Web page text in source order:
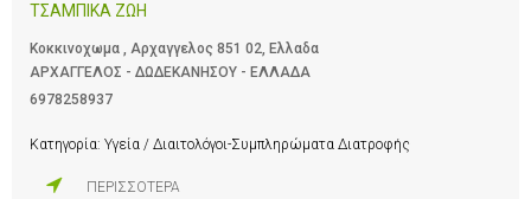
ΤΣΑΜΠΙΚΑ ΖΩΗ
Κοκκινοχωμα , Αρχαγγελος 851 02, Ελλαδα
ΑΡΧΑΓΓΕΛΟΣ - ΔΩΔΕΚΑΝΗΣΟΥ - ΕΛΛΑΔΑ
6978258937
Κατηγορία: Υγεία / Διαιτολόγοι-Συμπληρώματα Διατροφής
ΠΕΡΙΣΣΟΤΕΡΑ